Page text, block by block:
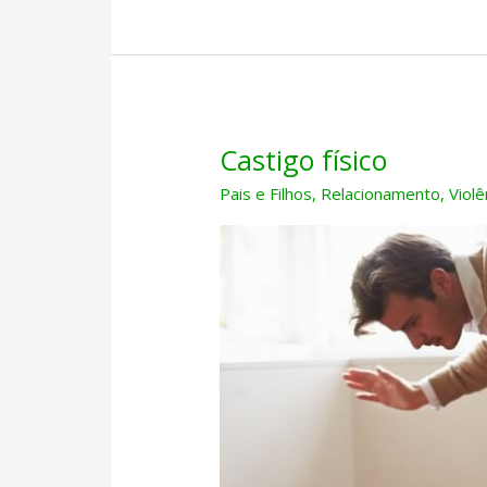
Castigo físico
Pais e Filhos, Relacionamento,